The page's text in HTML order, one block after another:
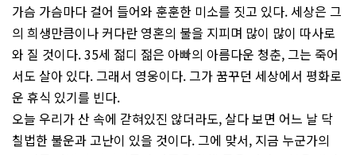
가슴 가슴마다 걸어 들어와 훈훈한 미소를 짓고 있다. 세상은 그
의 희생만큼이나 커다란 영혼의 불을 지피며 많이 많이 따사로
와 질 것이다. 35세 젊디 젊은 아빠의 아름다운 청춘, 그는 죽어
서도 살아 있다. 그래서 영웅이다. 그가 꿈꾸던 세상에서 평화로
운 휴식 있기를 빈다.
오늘 우리가 산 속에 갇혀있진 않더라도, 살다 보면 어느 날 닥
칠법한 불운과 고난이 있을 것이다. 그에 맞서, 지금 누군가의